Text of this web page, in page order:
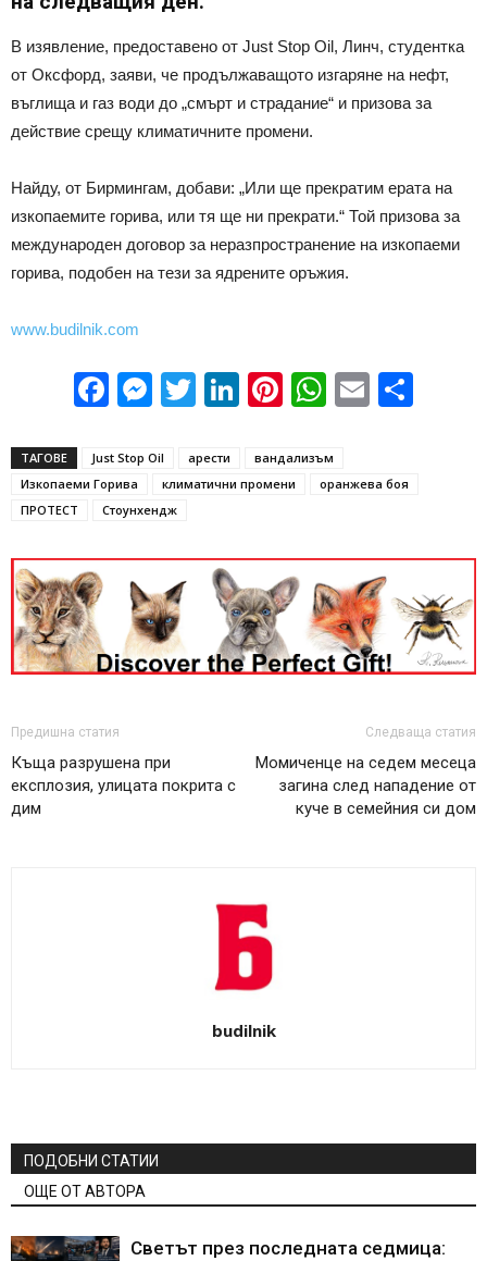
В изявление, предоставено от Just Stop Oil, Линч, студентка
от Оксфорд, заяви, че продължаващото изгаряне на нефт,
въглища и газ води до „смърт и страдание“ и призова за
действие срещу климатичните промени.
Найду, от Бирмингам, добави: „Или ще прекратим ерата на
изкопаемите горива, или тя ще ни прекрати.“ Той призова за
международен договор за неразпространение на изкопаеми
горива, подобен на тези за ядрените оръжия.
www.budilnik.com
Facebook
Messenger
Twitter
LinkedIn
Pinterest
WhatsApp
Email
ТАГОВЕ Just Stop Oil арести
вандализъм
Изкопаеми Горива
климатични промени
оранжева боя
ПРОТЕСТ
Стоунхендж
Предишна статия
Къща разрушена при
експлозия, улицата покрита с
дим
Следваща статия
Момиченце на седем месеца
загина след нападение от
куче в семейния си дом
budilnik
ПОДОБНИ СТАТИИ
ОЩЕ ОТ АВТОРА
Светът през последната седмица: